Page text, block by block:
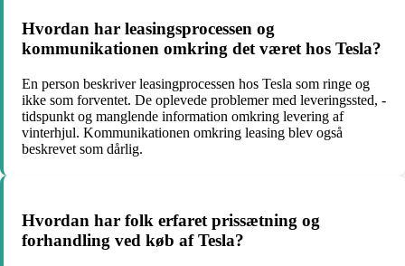
Hvordan har leasingsprocessen og
kommunikationen omkring det været hos Tesla?
En person beskriver leasingprocessen hos Tesla som ringe og
ikke som forventet. De oplevede problemer med leveringssted, -
tidspunkt og manglende information omkring levering af
vinterhjul. Kommunikationen omkring leasing blev også
beskrevet som dårlig.
Hvordan har folk erfaret prissætning og
forhandling ved køb af Tesla?